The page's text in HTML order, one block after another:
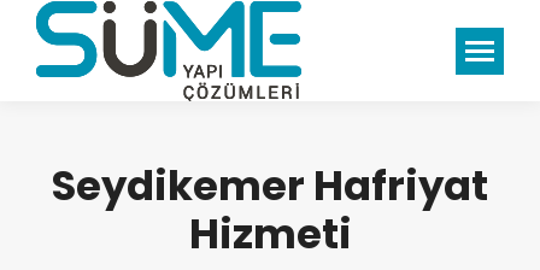
Seydikemer Hafriyat
Hizmeti